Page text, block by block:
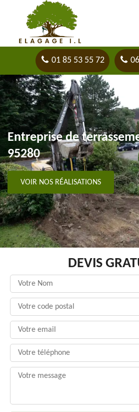
01 85 53 55 72
Entreprise de
95280
VOIR NOS RÉALISATIONS
DEVIS